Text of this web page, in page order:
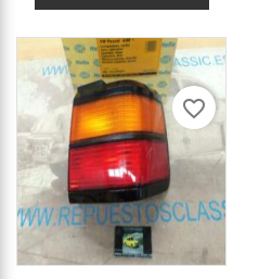
favorite_border